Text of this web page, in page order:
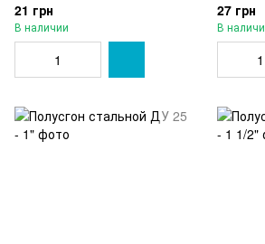
21 грн
В наличии
27 грн
В